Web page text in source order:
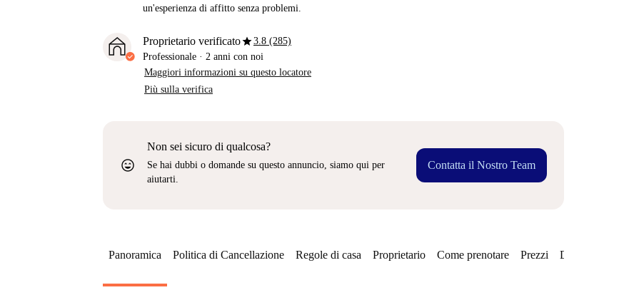
un'esperienza di affitto senza problemi.
Proprietario verificatostar3.8 (285)
Professionale · 2 anni con noi
Maggiori informazioni su questo locatore
Più sulla verifica
sentiment_very_satisfied
Non sei sicuro di qualcosa?
Se hai dubbi o domande su questo annuncio, siamo qui per
aiutarti.
Contatta il Nostro Team
Panoramica Politica di Cancellazione Regole di casa Proprietario Come prenotare Prezzi Disponibilità